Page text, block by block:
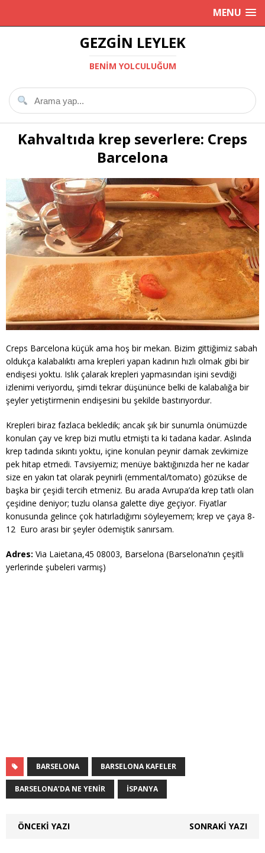
MENU
GEZGIN LEYLEK
BENIM YOLCULUĞUM
Kahvaltıda krep severlere: Creps
Barcelona
Creps Barcelona küçük ama hoş bir mekan. Bizim gittiğimiz sabah
oldukça kalabalıktı ama krepleri yapan kadının hızlı olmak gibi bir
endişesi yoktu. Islık çalarak krepleri yapmasından işini sevdiği
izlenimi veriyordu, şimdi tekrar düşününce belki de kalabalığa bir
şeyler yetiştirmenin endişesini bu şekilde bastırıyordur.
Krepleri biraz fazlaca bekledik; ancak şık bir sunumla önümüzde
konulan çay ve krep bizi mutlu etmişti ta ki tadana kadar. Aslında
krep tadında sıkıntı yoktu, içine konulan peynir damak zevkimize
pek hitap etmedi. Tavsiyemiz; menüye baktığınızda her ne kadar
size en yakın tat olarak peynirli (emmental/tomato) gözükse de
başka bir çeşidi tercih etmeniz. Bu arada Avrupa’da krep tatlı olan
çeşidine deniyor; tuzlu olansa galette diye geçiyor. Fiyatlar
konusunda gelince çok hatırladığımı söyleyemem; krep ve çaya 8-
12 Euro arası bir şeyler ödemiştik sanırsam.
Adres: Via Laietana,45 08003, Barselona (Barselona’nın çeşitli
yerlerinde şubeleri varmış)
BARSELONA BARSELONA KAFELER
BARSELONA’DA NE YENIR İSPANYA
ÖNCEKI YAZI SONRAKI YAZI